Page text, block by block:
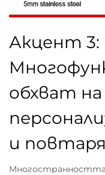
Акцент 3:
обхват
и
Многостранността